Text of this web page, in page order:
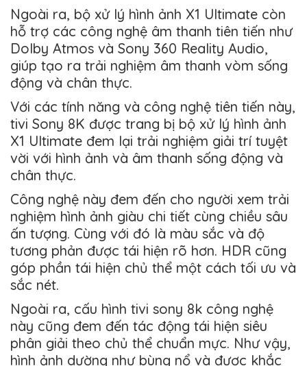
Ngoài ra, bộ xử lý hình ảnh X1 Ultimate còn
hỗ trợ các công nghệ âm thanh tiên tiến như
Dolby Atmos và Sony 360 Reality Audio,
giúp tạo ra trải nghiệm âm thanh vòm sống
động và chân thực.
Với các tính năng và công nghệ tiên tiến này,
tivi Sony 8K được trang bị bộ xử lý hình ảnh
X1 Ultimate đem lại trải nghiệm giải trí tuyệt
vời với hình ảnh và âm thanh sống động và
chân thực.
Công nghệ này đem đến cho người xem trải
nghiệm hình ảnh giàu chi tiết cùng chiều sâu
ấn tượng. Cùng với đó là màu sắc và độ
tương phản được tái hiện rõ hơn. HDR cũng
góp phần tái hiện chủ thể một cách tối ưu và
sắc nét.
Ngoài ra, cấu hình tivi sony 8k công nghệ
này cũng đem đến tác động tái hiện siêu
phân giải theo chủ thể chuẩn mực. Như vậy,
hình ảnh dường như bùng nổ và được khắc